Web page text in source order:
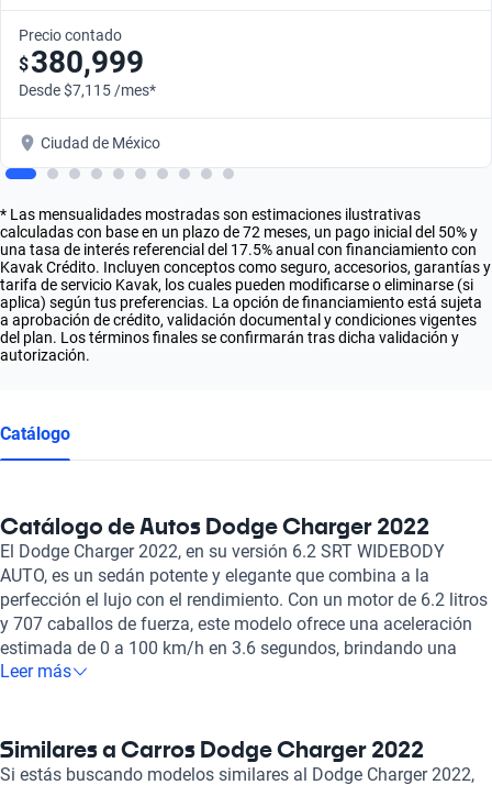
Precio contado
$380,999
Desde $7,115 /mes*
Ciudad de México
* Las mensualidades mostradas son estimaciones ilustrativas
calculadas con base en un plazo de 72 meses, un pago inicial del 50% y
una tasa de interés referencial del 17.5% anual con financiamiento con
Kavak Crédito. Incluyen conceptos como seguro, accesorios, garantías y
tarifa de servicio Kavak, los cuales pueden modificarse o eliminarse (si
aplica) según tus preferencias. La opción de financiamiento está sujeta
a aprobación de crédito, validación documental y condiciones vigentes
del plan. Los términos finales se confirmarán tras dicha validación y
autorización.
Catálogo
Catálogo de Autos Dodge Charger 2022
El Dodge Charger 2022, en su versión 6.2 SRT WIDEBODY
AUTO, es un sedán potente y elegante que combina a la
perfección el lujo con el rendimiento. Con un motor de 6.2 litros
y 707 caballos de fuerza, este modelo ofrece una aceleración
estimada de 0 a 100 km/h en 3.6 segundos, brindando una
experiencia de conducción emocionante. Equipado con
2022 garantiza la seguridad y comodidad de hasta 5
pasajeros. Además, su techo 'Quemacocos' y su sistema de
Leer más
Similares a Carros Dodge Charger 2022
Si estás buscando modelos similares al Dodge Charger 2022,